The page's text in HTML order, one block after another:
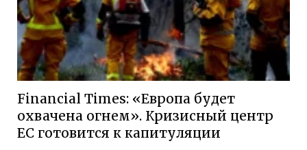
Financial Times: «Европа будет
охвачена огнем». Кризисный центр
ЕС готовится к капитуляции